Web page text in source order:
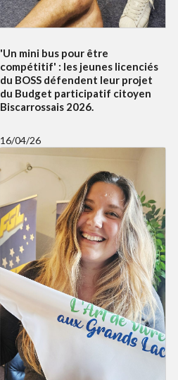
'Un mini bus pour être
compétitif' : les jeunes licenciés
du BOSS défendent leur projet
du Budget participatif citoyen
Biscarrossais 2026.
16/04/26